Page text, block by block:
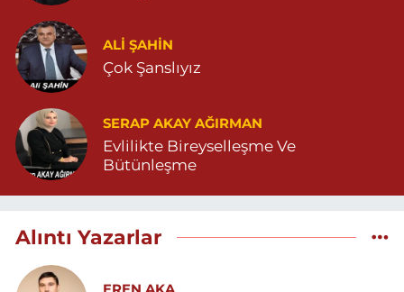
ALI ŞAHİN
Çok Şanslıyız
SERAP AKAY AĞIRMAN
Evlilikte Bireyselleşme Ve
Bütünleşme
Alıntı Yazarlar